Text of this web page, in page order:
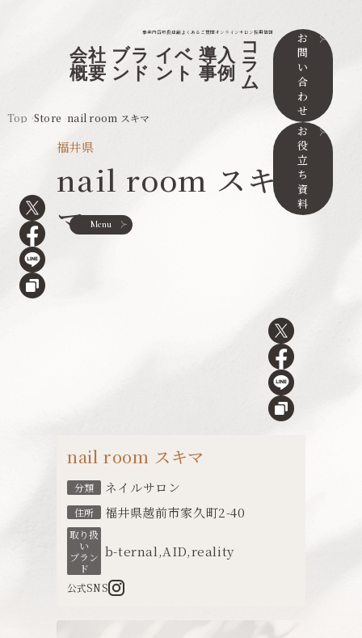
事業内容取扱店舗よくあるご質問オンラインサロン採用情報
会社
概要
ブラ
ンド
イベ
ント
導入
事例
コ
ラ
ム
お
問
い
合
わ
せ
お
役
立
ち
資
料
Menu
Top Store nail room スキマ
福井県
nail room スキ
マ
nail room スキマ
分類 ネイルサロン
住所 福井県越前市家久町2-40
取り扱
い
ブラン
ド
b-ternal,AID,reality
公式SNS